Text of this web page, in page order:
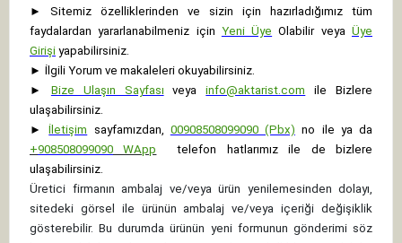
►
Sitemiz özelliklerinden ve sizin için hazırladığımız tüm
faydalardan yararlanabilmeniz için Yeni Üye Olabilir veyaÜye
Girişi yapabilirsiniz.
► İlgili Yorum ve makaleleri okuyabilirsiniz.
►
Bize Ulaşın Sayfası veya info@aktarist.com
ile Bizlere
ulaşabilirsiniz.
►
İletişim sayfamızdan, 00908508099090 (Pbx) no ile ya da
+908508099090 WApp
telefon hatlarımız ile de bizlere
ulaşabilirsiniz.
Üretici firmanın ambalaj ve/veya ürün yenilemesinden dolayı,
sitedeki görsel ile ürünün ambalaj ve/veya içeriği değişiklik
gösterebilir. Bu durumda ürünün yeni formunun gönderimi söz